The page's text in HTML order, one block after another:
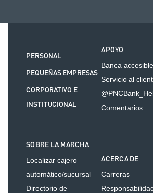
PERSONAL
PEQUEÑAS EMPRESAS
CORPORATIVO E
INSTITUCIONAL
APOYO
Banca accesible
Servicio al
Comentarios
SOBRE LA MARCHA
Localizar cajero
automático/sucursal
Directorio de
ACERCA DE
Carreras